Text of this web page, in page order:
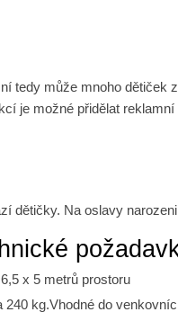
tedy může mnoho dětiček
je možné přidělat
dětičky. Na oslavy
x 5 metrů prostoru
240 kg.Vhodné do